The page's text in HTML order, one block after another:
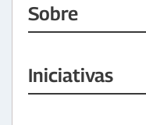
Sobre
Iniciativas